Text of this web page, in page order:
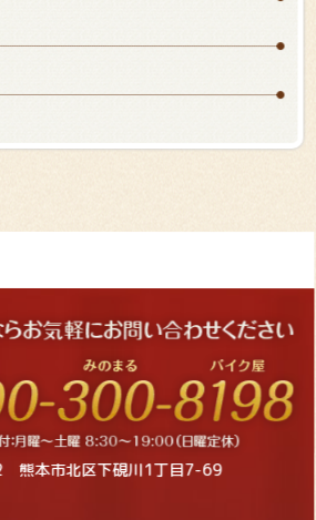
熊本市北区下硯川1丁目7-69